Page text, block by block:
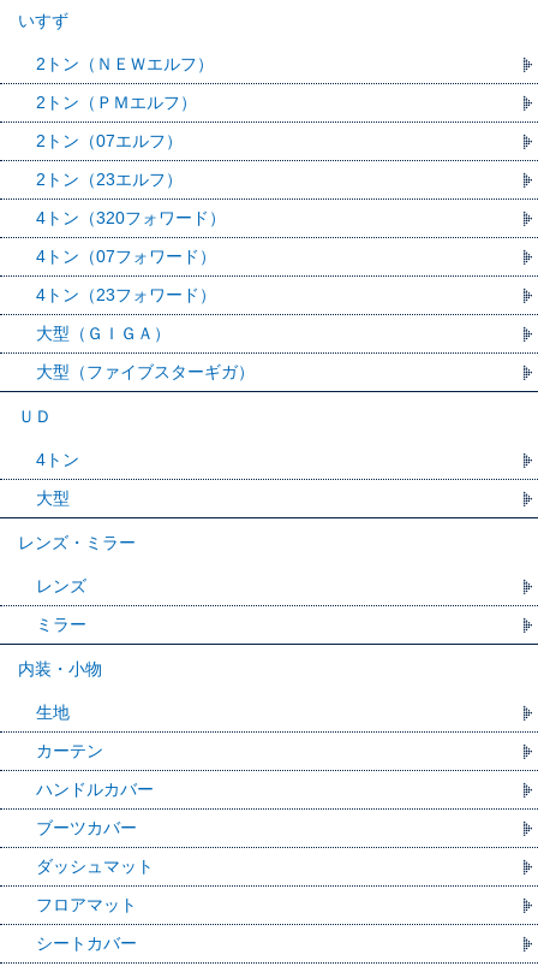
いすず
2トン（ＮＥＷエルフ）
2トン（ＰＭエルフ）
2トン（07エルフ）
2トン（23エルフ）
4トン（320フォワード）
4トン（07フォワード）
4トン（23フォワード）
大型（ＧＩＧＡ）
大型（ファイブスターギガ）
ＵＤ
4トン
大型
レンズ・ミラー
レンズ
ミラー
内装・小物
生地
カーテン
ハンドルカバー
ブーツカバー
ダッシュマット
フロアマット
シートカバー